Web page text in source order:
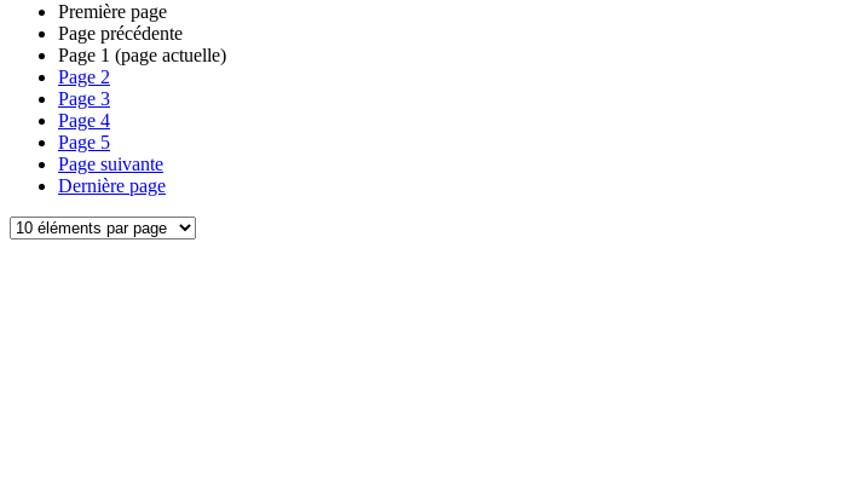
Première page
Page précédente
Page 1 (page actuelle)
Page 2
Page 3
Page 4
Page 5
Page suivante
Dernière page